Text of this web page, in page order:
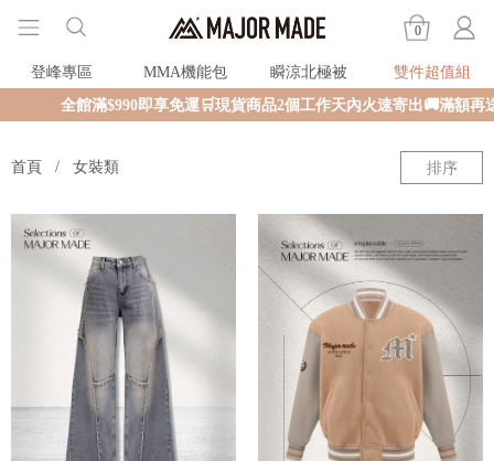
0
登峰專區 MMA機能包 瞬涼北極被
雙件超值組
全館滿$990即享免運🛒現貨商品2個工作天內火速寄出🚚滿額再送限
首頁 女裝類 排序